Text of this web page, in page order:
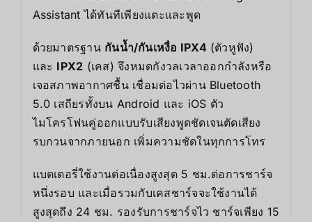
Assistant ได้ทันทีเพียงแตะและพูด
ด้วยมาตรฐาน กันน้ำ/กันเหงื่อ IPX4 (ตัวหูฟัง)
และ IPX2 (เคส) จึงหมดกังวลเวลาออกกำลังหรือ
เจอสภาพอากาศชื้น เชื่อมต่อไวผ่าน Bluetooth
5.0 เสถียรทั้งบน Android และ iOS ตัว
ไมโครโฟนคู่ออกแบบรับเสียงพูดชัดเจนตัดเสียง
รบกวนจากภายนอก เพิ่มความชัดในทุกการโทร
แบตเตอรี่ใช้งานต่อเนื่องสูงสุด 5 ชม.ต่อการชาร์จ
หนึ่งรอบ และเมื่อรวมกับเคสชาร์จจะใช้งานได้
สูงสุดถึง 24 ชม. รองรับการชาร์จไว ชาร์จเพียง 15